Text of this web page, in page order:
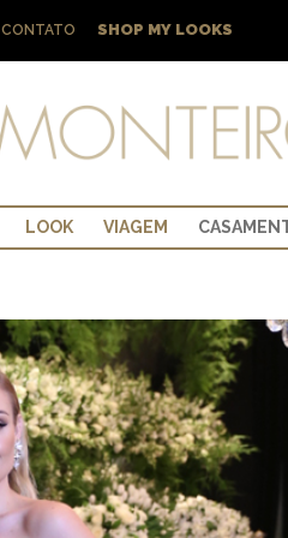
CONTATO SHOP MY LOOKS
LOOK VIAGEM